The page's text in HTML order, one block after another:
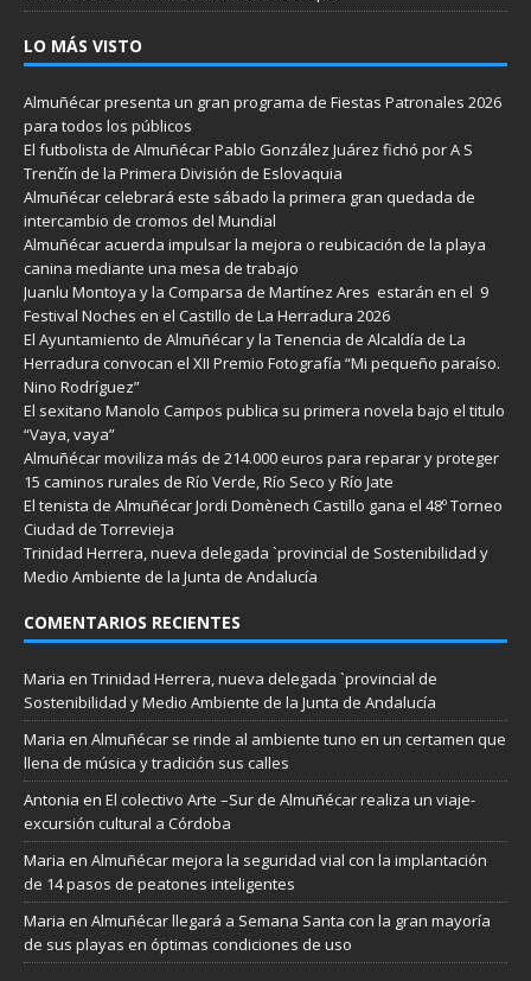
LO MÁS VISTO
Almuñécar presenta un gran programa de Fiestas Patronales 2026
para todos los públicos
El futbolista de Almuñécar Pablo González Juárez fichó por A S
Trenčín de la Primera División de Eslovaquia
Almuñécar celebrará este sábado la primera gran quedada de
intercambio de cromos del Mundial
Almuñécar acuerda impulsar la mejora o reubicación de la playa
canina mediante una mesa de trabajo
Juanlu Montoya y la Comparsa de Martínez Ares estarán en el 9
Festival Noches en el Castillo de La Herradura 2026
El Ayuntamiento de Almuñécar y la Tenencia de Alcaldía de La
Herradura convocan el XII Premio Fotografía “Mi pequeño paraíso.
Nino Rodríguez”
El sexitano Manolo Campos publica su primera novela bajo el titulo
“Vaya, vaya”
Almuñécar moviliza más de 214.000 euros para reparar y proteger
15 caminos rurales de Río Verde, Río Seco y Río Jate
El tenista de Almuñécar Jordi Domènech Castillo gana el 48º Torneo
Ciudad de Torrevieja
Trinidad Herrera, nueva delegada `provincial de Sostenibilidad y
Medio Ambiente de la Junta de Andalucía
COMENTARIOS RECIENTES
Maria en Trinidad Herrera, nueva delegada `provincial de
Sostenibilidad y Medio Ambiente de la Junta de Andalucía
Maria en Almuñécar se rinde al ambiente tuno en un certamen que
llena de música y tradición sus calles
Antonia en El colectivo Arte –Sur de Almuñécar realiza un viaje-
excursión cultural a Córdoba
Maria en Almuñécar mejora la seguridad vial con la implantación
de 14 pasos de peatones inteligentes
Maria en Almuñécar llegará a Semana Santa con la gran mayoría
de sus playas en óptimas condiciones de uso